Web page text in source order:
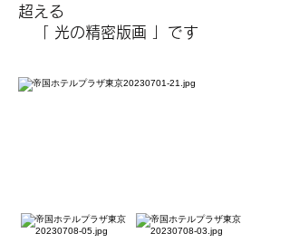
超える
「 光の精密版画 」です